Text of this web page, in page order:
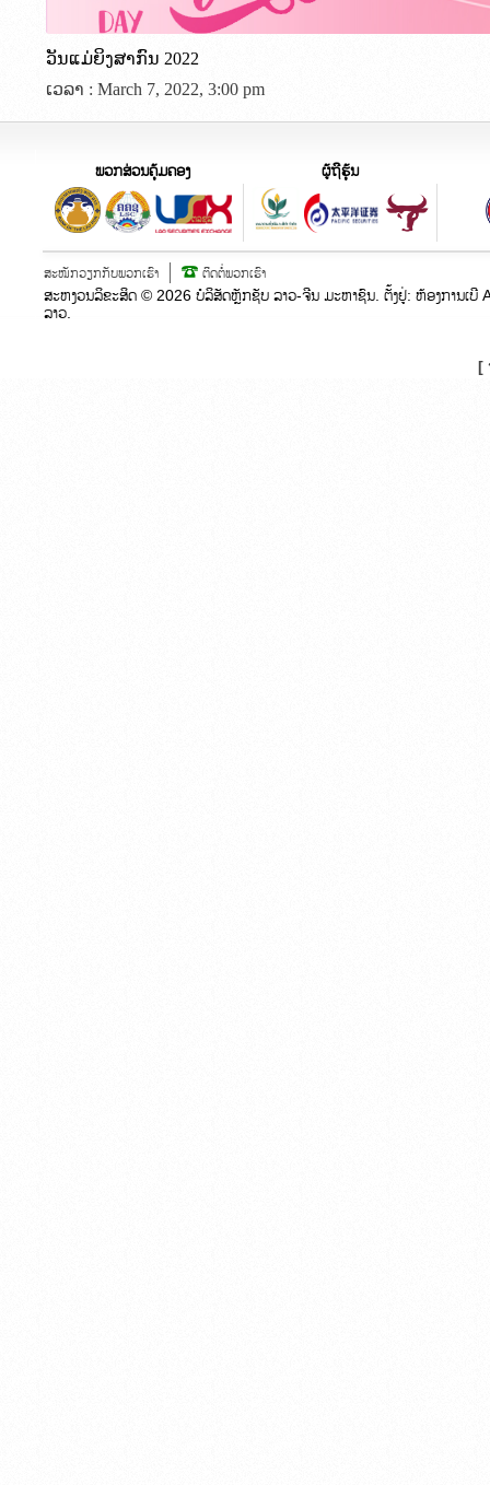
ວັນແມ່ຍິງສາກົນ 2022
ເວລາ : March 7, 2022, 3:00 pm
ພວກສ່ວນຄຸ້ມຄອງ ຜູ້ຖືຮຸ້ນ
ສະໝັກວຽກກັບພວກເຮົາ ຕິດຕໍ່ພວກເຮົາ
ສະຫງວນລິຂະສິດ © 2026 ບໍລິສັດຫຼັກຊັບ ລາວ-ຈີນ ມະຫາຊົນ. ຕັ້ງຢູ່:​ ຫ້ອງການເບີ
ລາວ.
[